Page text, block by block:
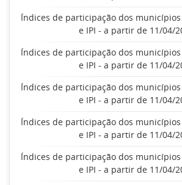
Índices de participação dos municípios
e IPI - a partir de 11/04/
Índices de participação dos municípios
e IPI - a partir de 11/04/
Índices de participação dos municípios
e IPI - a partir de 11/04/
Índices de participação dos municípios
e IPI - a partir de 11/04/
Índices de participação dos municípios
e IPI - a partir de 11/04/